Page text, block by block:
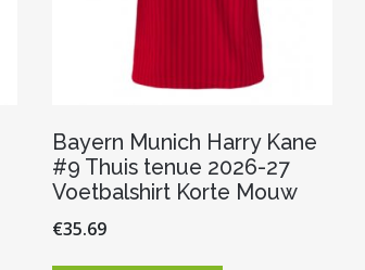
Bayern Munich Harry Kane
#9 Thuis tenue 2026-27
Voetbalshirt Korte Mouw
€35.69